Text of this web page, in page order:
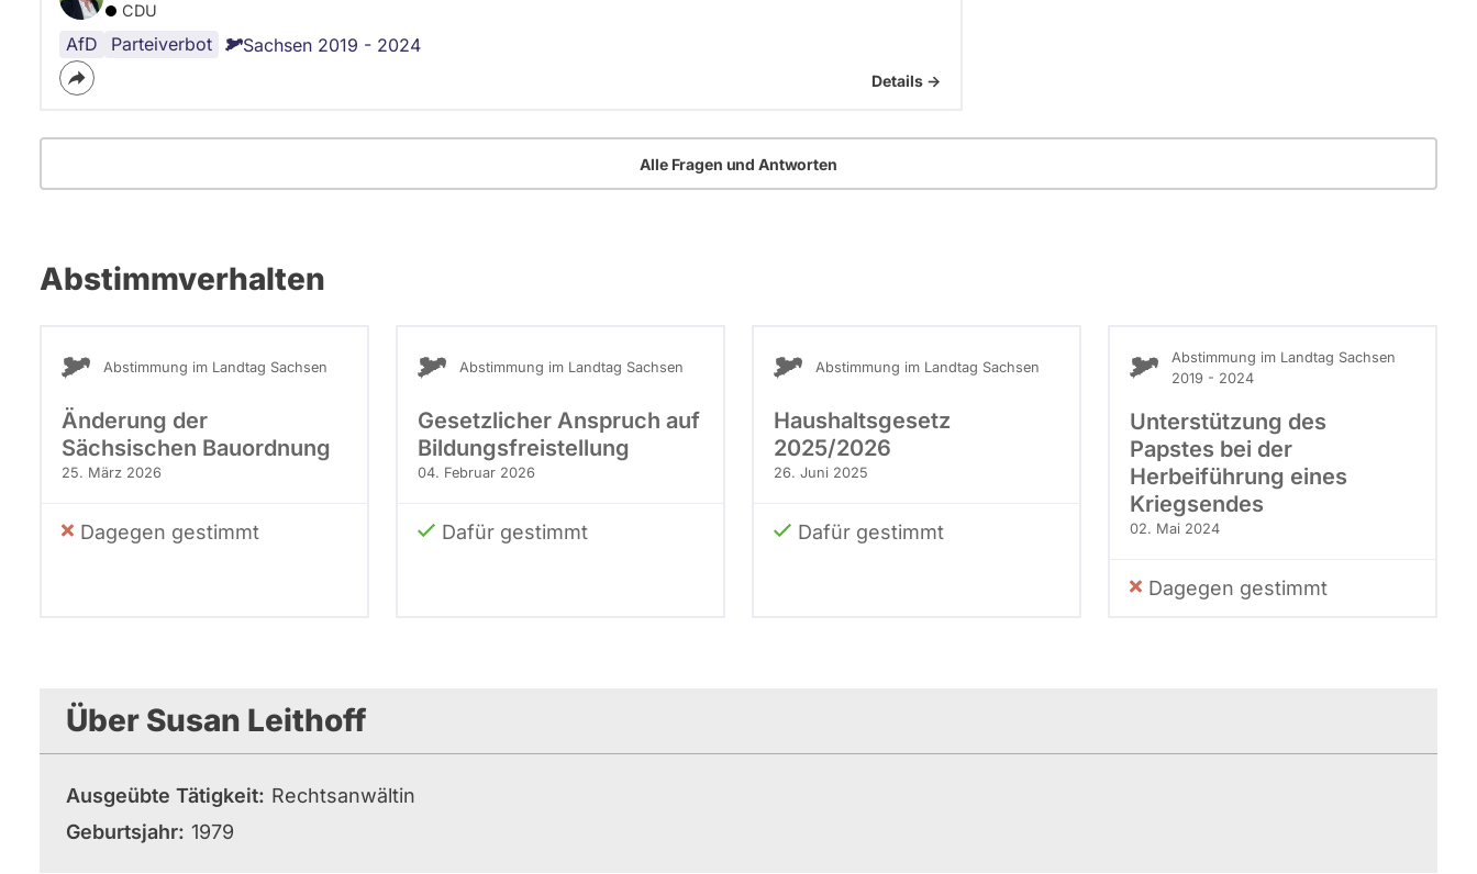
CDU
AfD Parteiverbot Sachsen 2019 - 2024
Details ->
Alle Fragen und Antworten
Abstimmverhalten
Abstimmung im Landtag Sachsen
Änderung der
Sächsischen Bauordnung
25. März 2026
Dagegen gestimmt
Abstimmung im Landtag Sachsen
Gesetzlicher Anspruch auf
Bildungsfreistellung
04. Februar 2026
Dafür gestimmt
Abstimmung im Landtag Sachsen
Haushaltsgesetz
2025/2026
26. Juni 2025
Dafür gestimmt
Abstimmung im Landtag Sachsen
2019 - 2024
Unterstützung des
Papstes bei der
Herbeiführung eines
Kriegsendes
02. Mai 2024
Dagegen gestimmt
Über Susan Leithoff
Ausgeübte Tätigkeit
Rechtsanwältin
Geburtsjahr 1979